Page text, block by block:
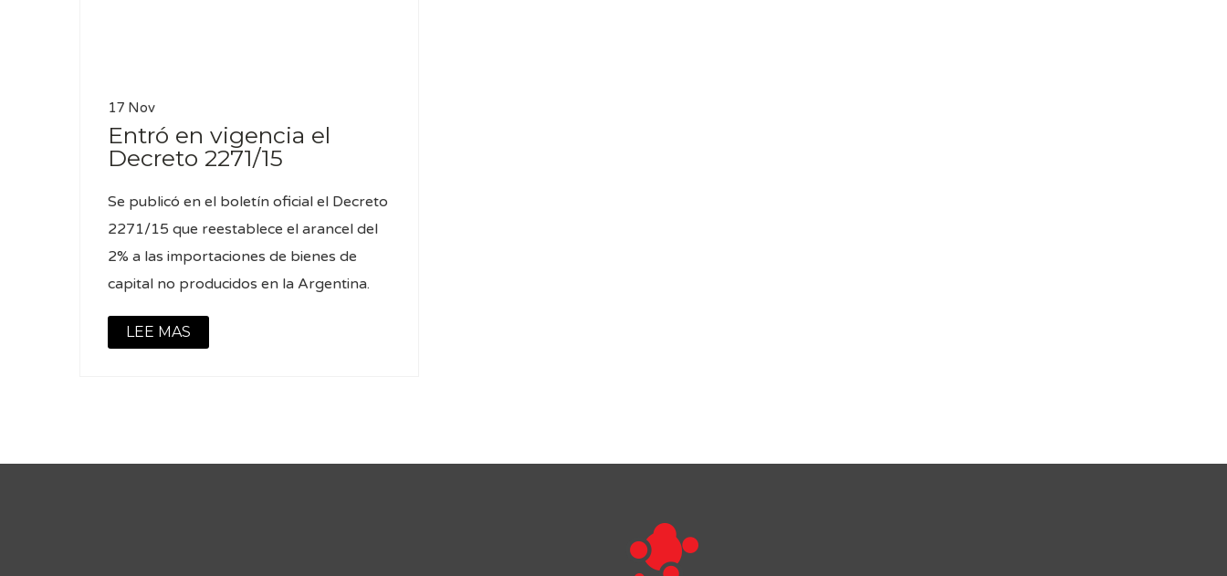
17 Nov
Entró en vigencia el
Decreto 2271/15
Se publicó en el boletín oficial el Decreto
2271/15 que reestablece el arancel del
2% a las importaciones de bienes de
capital no producidos en la Argentina.
LEE MAS